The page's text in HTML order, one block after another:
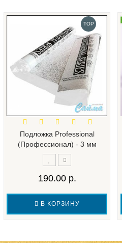
TOP
Подложка Professional
(Профессионал) - 3 мм
190.00 р.
В КОРЗИНУ